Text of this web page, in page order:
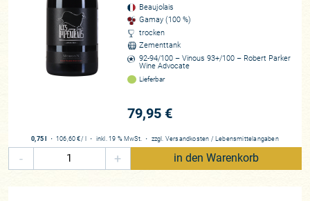
tätig, jüngst sogar selbst Winzer, zählt zu den langjährigen
Fans derdomaineund notiert in seinem jüngsten Bericht
vom August 2022: „Wie ich bereits schrieb, erzeugt dieses 13
Hektar große Weingut einige der langlebigsten und
seriösesten Weine des Beaujolais. Alte Rebstöcke, die
biologisch bewirtschaftet und spät gelesen werden, bringen
untergetauchten Tresterhut vinifiziert werden. Das Ergebnis
Charakter und Struktur, und die Spitzen-Cuvées haben im
Allgemeinen keine Probleme, sich über zwei Jahrzehnte zu
Beaujolais
Gamay (100 %)
trocken
Zementtank
92-94/100 – Vinous 93+/100 – Robert Parker
Wine Advocate
Lieferbar
79,95 €
0,75 l ・ 106,60 € / l ・ inkl. 19 % MwSt. ・ zzgl. Versandkosten / Lebensmittelangaben
- + in den Warenkorb